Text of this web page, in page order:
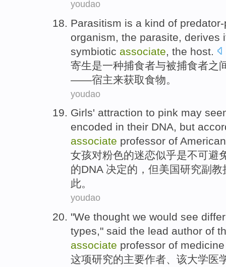
youdao
Parasitism is a kind of
organism, the parasite
derives
symbiotic associate the host
寄生是一种捕食者与被捕食者之
——宿主来获取食物 。
youdao
Girls' attraction to pink may
encoded in their DNA, but
associate professor of American
女孩对粉色的迷恋似乎是不可避
的DNA 决定的， 但美国研究副教
此。
youdao
"We thought we would see
types," said the lead author of
associate professor of medicine
这项研究的主要作者、该大学医